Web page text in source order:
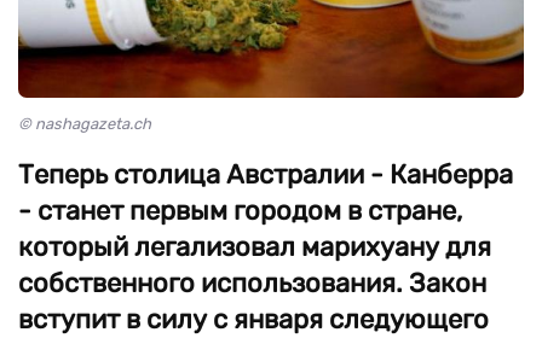
© nashagazeta.ch
Теперь столица Австралии - Канберра
- станет первым городом в стране,
который легализовал марихуану для
собственного использования. Закон
вступит в силу с января следующего